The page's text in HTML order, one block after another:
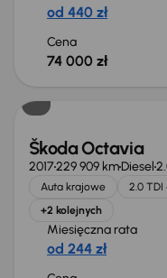
od 440 zł
Cena
74 000 zł
Škoda Octavia
2017229 909 kmDiesel
Auta krajowe 2.0 TDI
+2 kolejnych
Miesięczna rata
od 244 zł